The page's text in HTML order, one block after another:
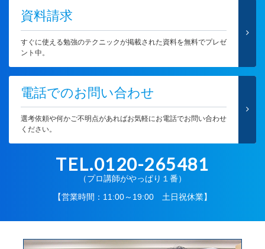
資料請求
すぐに使える勉強のテクニックが掲載された資料を無料でプレゼ
ント中。
電話でのお問い合わせ
選考依頼や何かご不明点があればお気軽にお電話でお問い合わせ
ください。
TEL.0120-265481
（プロ講師がやっぱり１番）
【営業時間：11:00～19:00 土日祝休業】